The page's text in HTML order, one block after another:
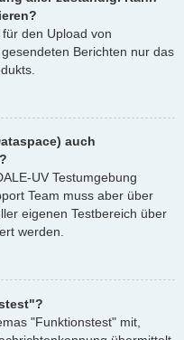
den Upload von
Berichten nur das
auch
UV Testumgebung
Team muss aber über
eigenen Testbereich über
werden.
"Funktionstest" mit,